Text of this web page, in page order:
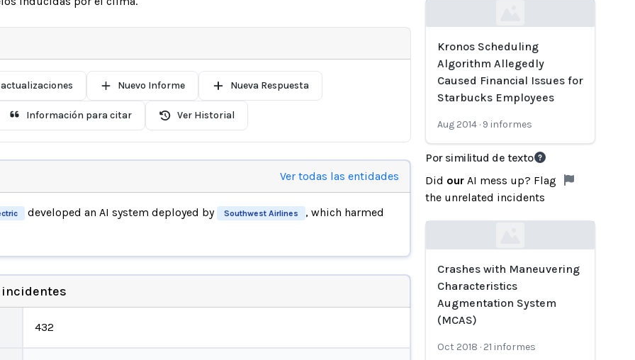
Nuevo Informe Nueva Respuesta
Información para citar Ver Historial
Ver todas las entidades
developed an AI system deployed by Southwest Airlines , which harmed
432
Kronos Scheduling
Algorithm Allegedly
Caused Financial Issues for
Starbucks Employees
Aug 2014 · 9 informes
Por similitud de texto
Did our AI mess up? Flag
the unrelated incidents
Crashes with Maneuvering
Characteristics
Augmentation System
(MCAS)
Oct 2018 · 21 informes